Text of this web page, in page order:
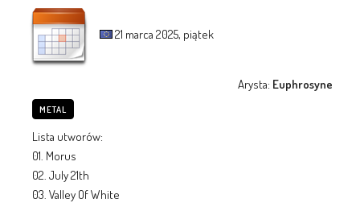
21 marca 2025, piątek
Arysta: Euphrosyne
METAL
Lista utworów:
01. Morus
02. July 21th
03. Valley Of White